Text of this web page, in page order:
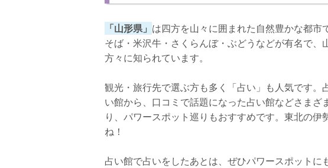
山形で人気の占い館③【寿運堂】
当たる！おすすめの占い師：石川 聖乘(いしかわ せいじょ
口コミ
店舗詳細
山形で人気の占い館④【ヒーリング Mana・Kahuna(マナカ
鑑定料金
「山形県」 は四方を山々に囲まれた自然豊かな都市
そば・米沢牛・さくらんぼ・ぶどうなどが有名で
方々に知られています。
観光・旅行先で選ぶ方も多く「占い」も人気です
い館から、口コミで話題になった占い館などさま
り、パワースポット巡りもおすすめです。東北の
ね！
占い館で占いをしたあとは、ぜひパワースポットに